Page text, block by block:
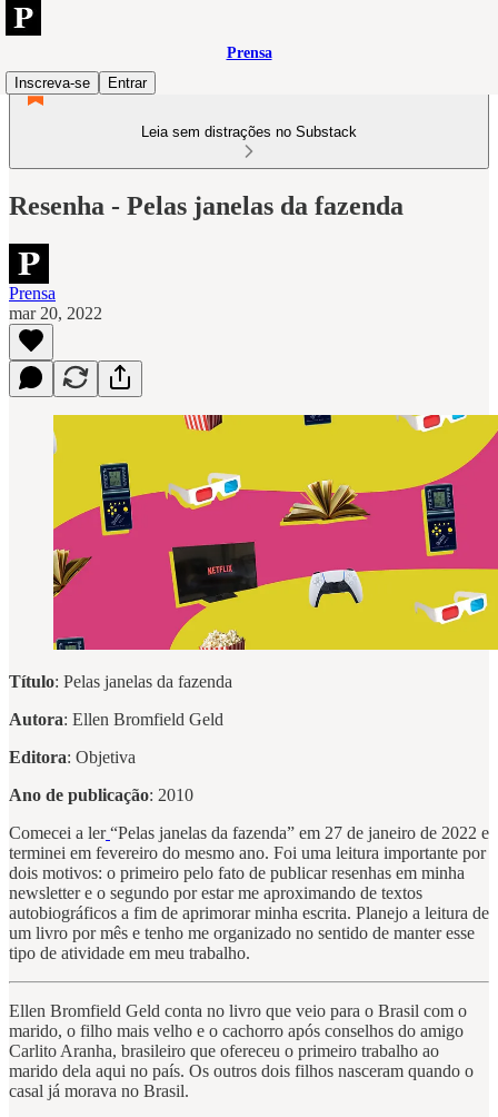
Prensa
Inscreva-se
Entrar
Leia sem distrações no Substack
Resenha - Pelas janelas da fazenda
Prensa
mar 20, 2022
Título: Pelas janelas da fazenda
Autora: Ellen Bromfield Geld
Editora: Objetiva
Ano de publicação: 2010
Comecei a ler “Pelas janelas da fazenda” em 27 de janeiro de 2022 e
terminei em fevereiro do mesmo ano. Foi uma leitura importante por
dois motivos: o primeiro pelo fato de publicar resenhas em minha
newsletter e o segundo por estar me aproximando de textos
autobiográficos a fim de aprimorar minha escrita. Planejo a leitura de
um livro por mês e tenho me organizado no sentido de manter esse
tipo de atividade em meu trabalho.
Ellen Bromfield Geld conta no livro que veio para o Brasil com o
marido, o filho mais velho e o cachorro após conselhos do amigo
Carlito Aranha, brasileiro que ofereceu o primeiro trabalho ao
marido dela aqui no país. Os outros dois filhos nasceram quando o
casal já morava no Brasil.